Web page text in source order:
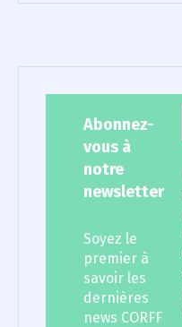
Abonnez-
vous à
notre
newsletter
Soyez le
premier à
savoir les
dernières
news CORFF